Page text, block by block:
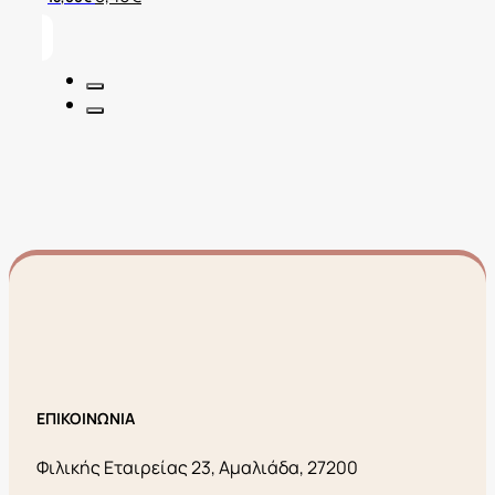
price
τρέχουσα
ΕΠΙΚΟΙΝΩΝΙΑ
Φιλικής Εταιρείας 23, Αμαλιάδα, 27200